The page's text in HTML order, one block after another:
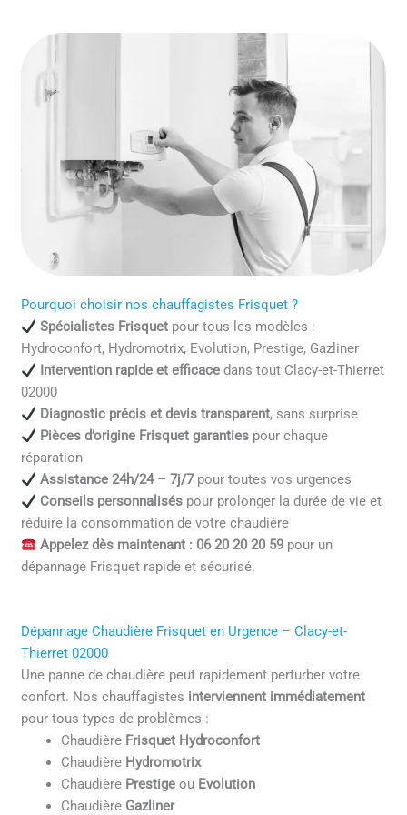
Pourquoi choisir nos chauffagistes Frisquet ?
Spécialistes Frisquetpour tous les modèles :
Hydroconfort, Hydromotrix, Evolution, Prestige, Gazliner
Intervention rapide et efficacedans tout Clacy-et-Thierret
02000
Diagnostic précis et devis transparent, sans surprise
Pièces d’origine Frisquet garantiespour chaque
réparation
Assistance 24h/24 – 7j/7pour toutes vos urgences
Conseils personnaliséspour prolonger la durée de vie et
réduire la consommation de votre chaudière
Appelez dès maintenant : 06 20 20 20 59pour un
dépannage Frisquet rapide et sécurisé.
Dépannage Chaudière Frisquet en Urgence – Clacy-et-
Thierret 02000
Une panne de chaudière peut rapidement perturber votre
confort. Nos chauffagistes interviennent immédiatement
pour tous types de problèmes :
Chaudière Frisquet Hydroconfort
Chaudière Hydromotrix
Chaudière Prestige ou Evolution
Chaudière Gazliner